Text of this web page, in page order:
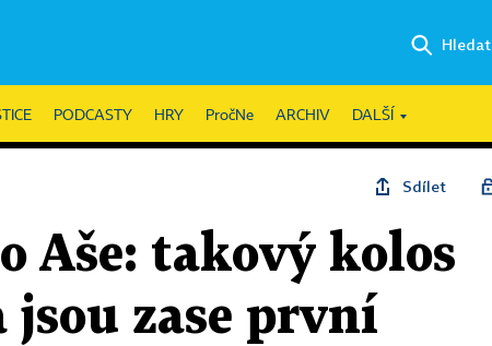
Hledat
PODCASTY HRY PročNe ARCHIV DALŠÍ
Sdílet
Aše: takový kolos
zase první